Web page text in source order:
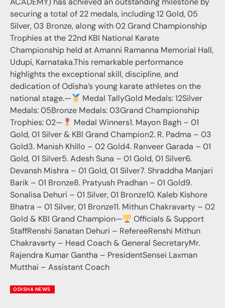
securing a total of 22 medals, including 12 Gold, 05
Silver, 03 Bronze, along with 02 Grand Championship
Trophies at the 22nd KBI National Karate
Championship held at Amanni Ramanna Memorial Hall,
Udupi, Karnataka.This remarkable performance
highlights the exceptional skill, discipline, and
dedication of Odisha’s young karate athletes on the
national stage.—
Medal TallyGold Medals: 12Silver
Medals: 05Bronze Medals: 03Grand Championship
Trophies: 02—
Medal Winners1. Mayon Bagh – 01
Gold, 01 Silver & KBI Grand Champion2. R. Padma – 03
Gold3. Manish Khillo – 02 Gold4. Ranveer Garada – 01
Gold, 01 Silver5. Adesh Suna – 01 Gold, 01 Silver6.
Devansh Mishra – 01 Gold, 01 Silver7. Shraddha Manjari
Barik – 01 Bronze8. Pratyush Pradhan – 01 Gold9.
Sonalisa Dehuri – 01 Silver, 01 Bronze10. Kaleb Kishore
Bhatra – 01 Silver, 01 Bronze11. Mithun Chakravarty – 02
Gold & KBI Grand Champion—
Officials & Support
StaffRenshi Sanatan Dehuri – RefereeRenshi Mithun
Chakravarty – Head Coach & General SecretaryMr.
Rajendra Kumar Gantha – PresidentSensei Laxman
Mutthai – Assistant Coach
ODISHA NEWS